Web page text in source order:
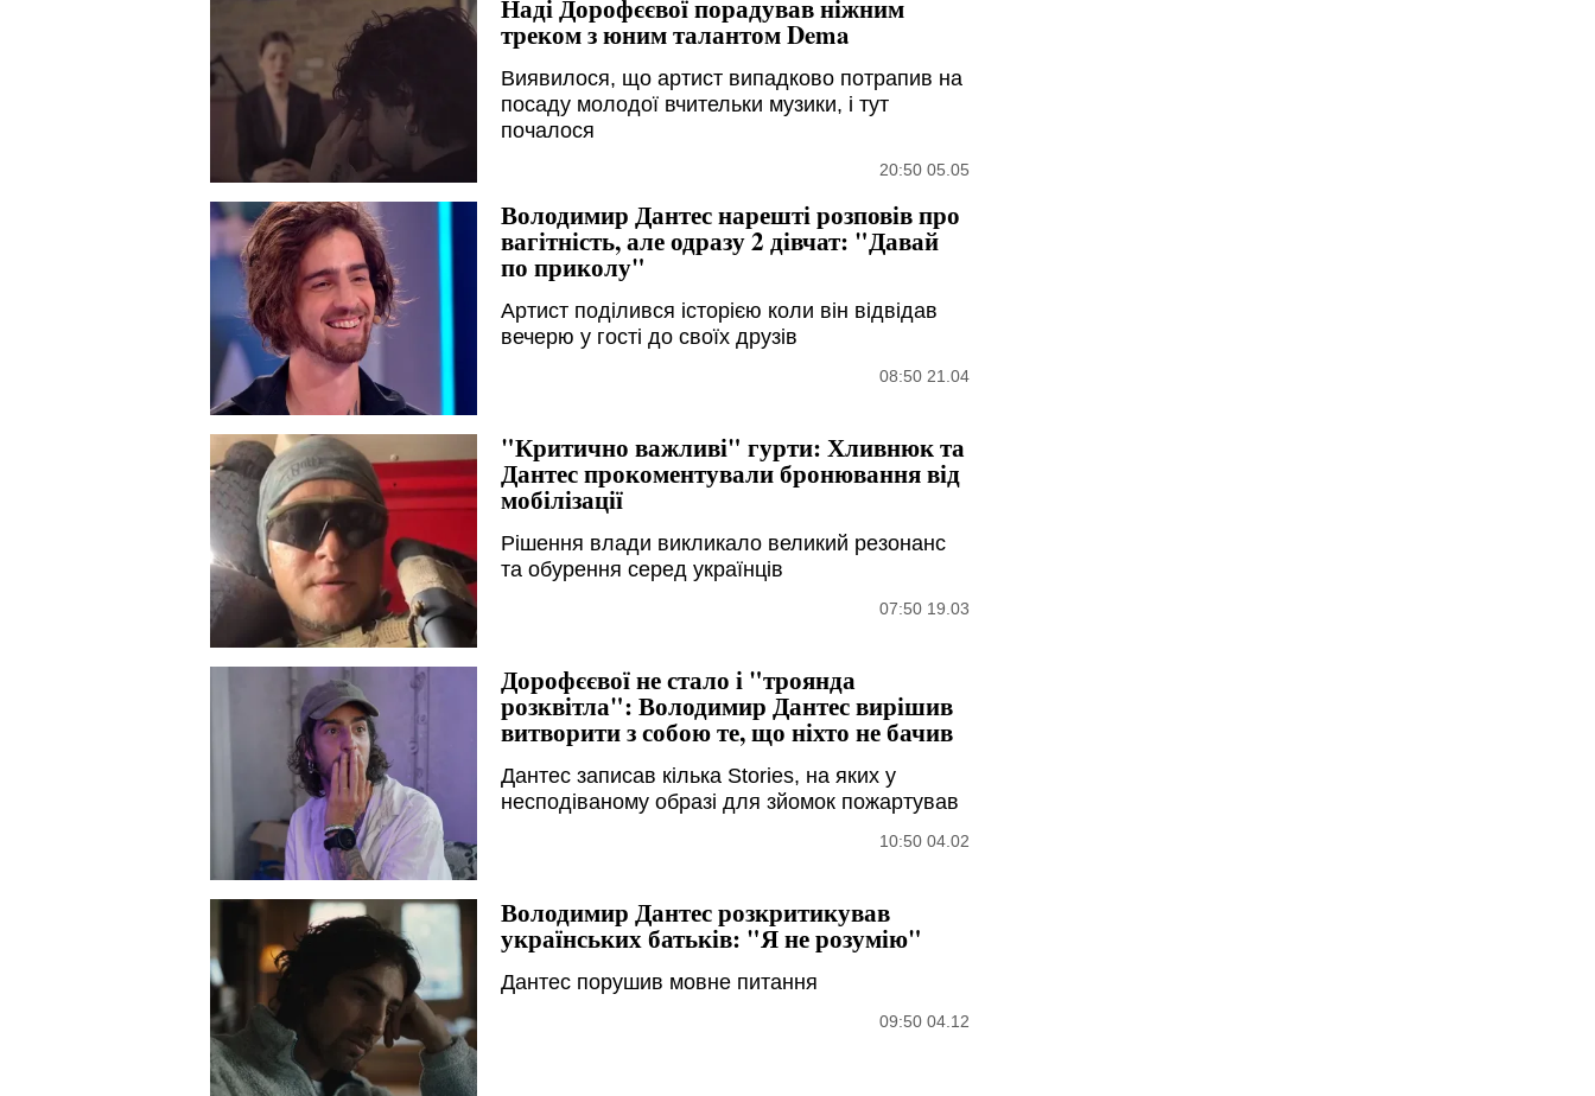
Наді Дорофєєвої порадував ніжним
треком з юним талантом Dema
Виявилося, що артист випадково потрапив на
посаду молодої вчительки музики, і тут
почалося
20:50 05.05
Володимир Дантес нарешті розповів про
вагітність, але одразу 2 дівчат: "Давай
по приколу"
Артист поділився історією коли він відвідав
вечерю у гості до своїх друзів
08:50 21.04
"Критично важливі" гурти: Хливнюк та
Дантес прокоментували бронювання від
мобілізації
Рішення влади викликало великий резонанс
та обурення серед українців
07:50 19.03
Дорофєєвої не стало і "троянда
розквітла": Володимир Дантес вирішив
витворити з собою те, що ніхто не бачив
Дантес записав кілька Stories, на яких у
несподіваному образі для зйомок пожартував
10:50 04.02
Володимир Дантес розкритикував
українських батьків: "Я не розумію"
Дантес порушив мовне питання
09:50 04.12